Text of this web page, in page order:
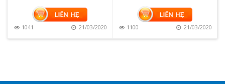
1041 21/03/2020 1100 21/03/2020